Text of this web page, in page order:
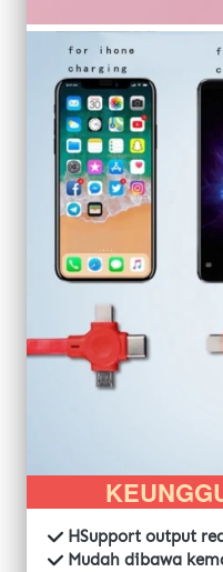
HSupport output
Mudah dibawa